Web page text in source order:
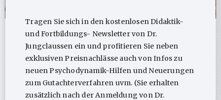
Ist strukturbezogenes Arbeiten in der
TP erlaubt?
Ist strukturbezogenes Arbeiten in einer
tiefenpsychologisch fundierten Psychotherapie
“erlaubt”? Ja – so …
Tragen Sie sich in den kostenlosen Didaktik-
und Fortbildungs- Newsletter von Dr.
Jungclaussen ein und profitieren Sie neben
exklusiven Preisnachlässe auch von Infos zu
neuen Psychodynamik-Hilfen und Neuerungen
zum Gutachterverfahren uvm. (Sie erhalten
zusätzlich nach der Anmeldung von Dr.